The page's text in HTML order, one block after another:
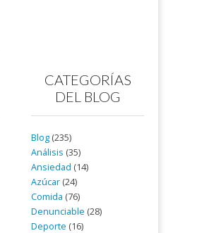
CATEGORÍAS
DEL BLOG
Blog (235)
Análisis (35)
Ansiedad (14)
Azúcar (24)
Comida (76)
Denunciable (28)
Deporte (16)